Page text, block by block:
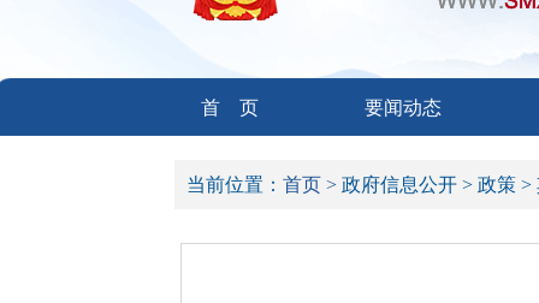
首 页 要闻动态
当前位置： 首页 > 政府信息公开 > 政策 >